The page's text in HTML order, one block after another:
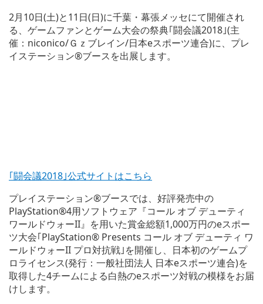
2月10日(土)と11日(日)に千葉・幕張メッセにて開催され
る、ゲームファンとゲーム大会の祭典｢闘会議2018｣(主
催：niconico/Ｇｚブレイン/日本eスポーツ連合)に、プレ
イステーション®ブースを出展します。
｢闘会議2018｣公式サイトはこちら
プレイステーション®ブースでは、好評発売中の
PlayStation®4用ソフトウェア『コール オブ デューティ
ワールドウォーII』を用いた賞金総額1,000万円のeスポー
ツ大会｢PlayStation® Presents コール オブ デューティ ワ
ールドウォーII プロ対抗戦｣を開催し、日本初のゲームプ
ロライセンス(発行：一般社団法人 日本eスポーツ連合)を
取得した4チームによる白熱のeスポーツ対戦の模様をお届
けします。